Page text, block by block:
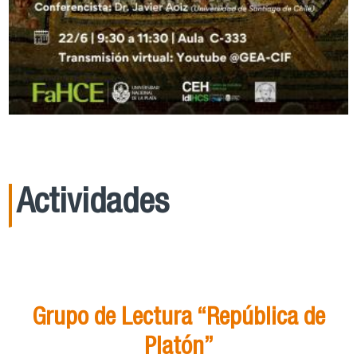
Actividades
Grupo de Lectura “República de
Platón”